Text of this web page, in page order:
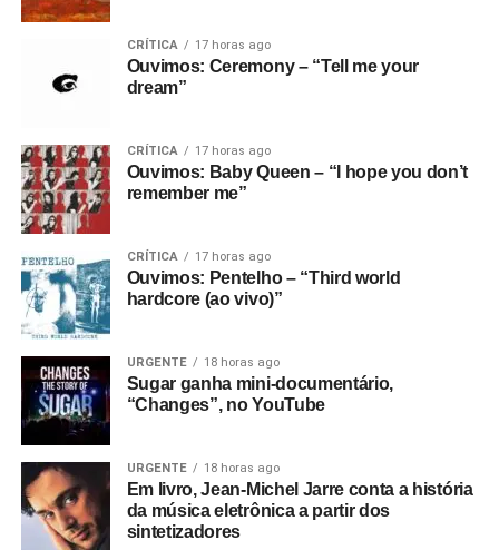
CRÍTICA 17 horas ago
Ouvimos: Ceremony – “Tell me your
dream”
CRÍTICA 17 horas ago
Ouvimos: Baby Queen – “I hope you don’t
remember me”
CRÍTICA 17 horas ago
Ouvimos: Pentelho – “Third world
hardcore (ao vivo)”
URGENTE 18 horas ago
Sugar ganha mini-documentário,
“Changes”, no YouTube
URGENTE 18 horas ago
Em livro, Jean-Michel Jarre conta a história
da música eletrônica a partir dos
sintetizadores